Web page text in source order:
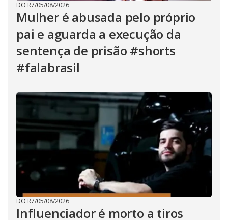
DO R7/05/08/2026
Mulher é abusada pelo próprio
pai e aguarda a execução da
sentença de prisão #shorts
#falabrasil
DO R7/05/08/2026
Influenciador é morto a tiros